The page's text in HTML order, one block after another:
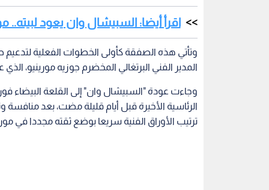
اقرأ أيضا: السبيشال وان يعود لبيته..
وتأتي هذه الصفقة كأولى الخطوات الفعلية
المدير الفني البرتغالي المخضرم جوزيه مورينيو، الذي
وجاءت عودة "السبيشال وان" إلى القلعة البيضاء فور
الرئاسية الأخيرة قبل أيام قليلة مضت، بعد منافسة
ترتيب الأوراق الفنية سريعا بوضع ثقته مجددا في